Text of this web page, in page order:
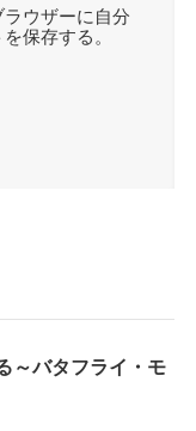
ウザーに自分
保存する。
～バタフライ・モ